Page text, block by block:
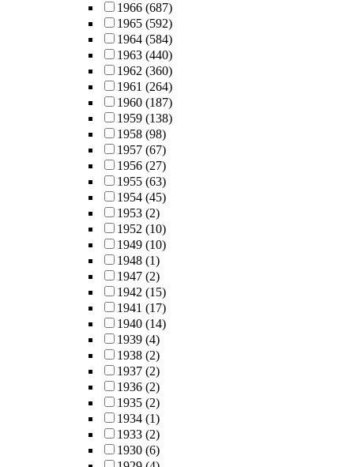
1966 (687)
1965 (592)
1964 (584)
1963 (440)
1962 (360)
1961 (264)
1960 (187)
1959 (138)
1958 (98)
1957 (67)
1956 (27)
1955 (63)
1954 (45)
1953 (2)
1952 (10)
1949 (10)
1948 (1)
1947 (2)
1942 (15)
1941 (17)
1940 (14)
1939 (4)
1938 (2)
1937 (2)
1936 (2)
1935 (2)
1934 (1)
1933 (2)
1930 (6)